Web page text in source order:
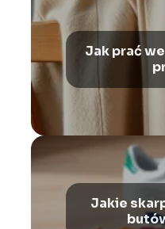
Jak prać
Jakie